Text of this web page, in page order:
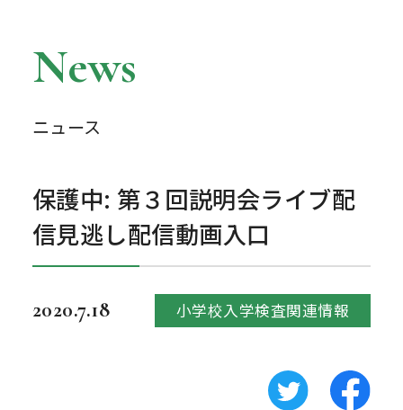
News
ニュース
保護中: 第３回説明会ライブ配
信見逃し配信動画入口
2020.7.18 小学校入学検査関連情報